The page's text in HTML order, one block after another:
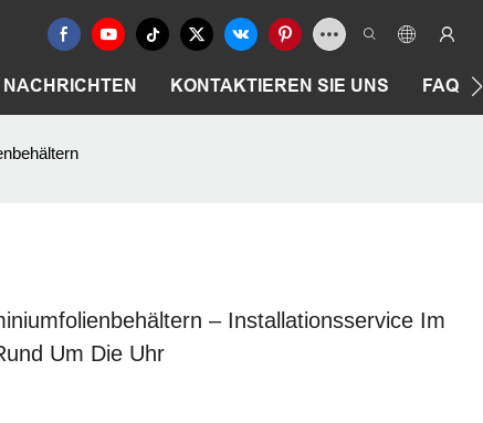
NACHRICHTEN KONTAKTIEREN SIE UNS FAQ
– Installationsservice Im
Um Die Uhr